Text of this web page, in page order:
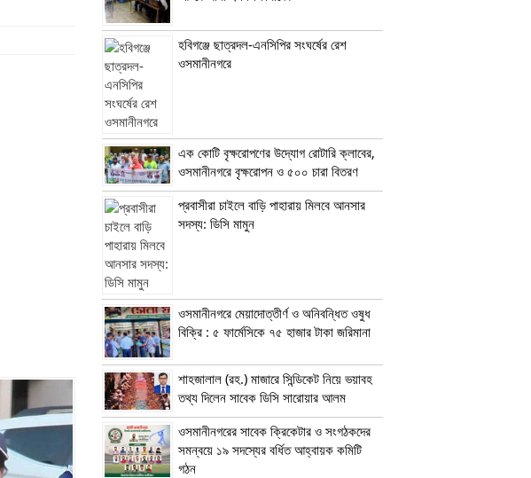
হবিগঞ্জে ছাত্রদল-এনসিপির সংঘর্ষের রেশ
ওসমানীনগরে
এক কোটি বৃক্ষরোপণের উদ্যোগ রোটারি ক্লাবের,
ওসমানীনগরে বৃক্ষরোপন ও ৫০০ চারা বিতরণ
প্রবাসীরা চাইলে বাড়ি পাহারায় মিলবে আনসার
সদস্য: ডিসি মামুন
ওসমানীনগরে মেয়াদোত্তীর্ণ ও অনিবন্ধিত ওষুধ
বিক্রি : ৫ ফার্মেসিকে ৭৫ হাজার টাকা জরিমানা
শাহজালাল (রহ.) মাজারে সিন্ডিকেট নিয়ে ভয়াবহ
তথ্য দিলেন সাবেক ডিসি সারোয়ার আলম
ওসমানীনগরের সাবেক ক্রিকেটার ও সংগঠকদের
সমন্বয়ে ১৯ সদস্যের বর্ধিত আহ্বায়ক কমিটি
গঠন